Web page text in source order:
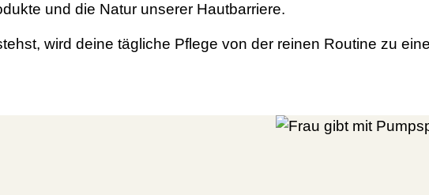
und die Natur unserer Hautbarriere.
wird deine tägliche Pflege von der reinen Routine zu